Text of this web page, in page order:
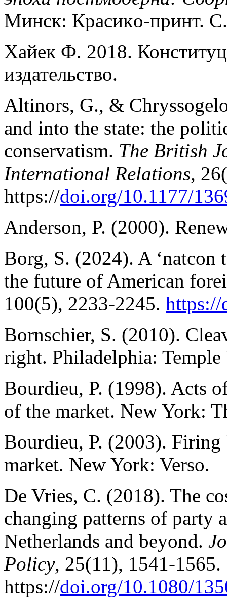
Минск: Красиĸо-принт.
Хайек Ф. 2018.
издательство.
Altinors, G., &
and into the state: the
conservatism. The British
International Relations,
https://doi.org/10.1177/
Anderson, P. (2000).
Borg, S. (2024). A ‘natcon
the future of American
100(5), 2233-2245. https://
Bornschier, S. (2010).
right. Philadelphia:
Bourdieu, P. (1998). Acts
of the market. New York:
Bourdieu, P. (2003).
market. New York: Verso.
De Vries, C. (2018). The
changing patterns of party
Netherlands and beyond.
Policy, 25(11), 1541-1565.
https://doi.org/10.1080/